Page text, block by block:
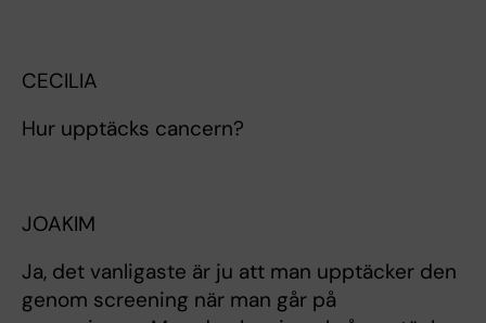
CECILIA
Hur upptäcks cancern?
JOAKIM
Ja, det vanligaste är ju att man upptäcker den
genom screening när man går på